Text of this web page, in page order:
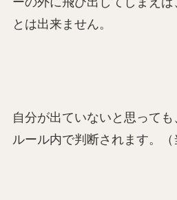
とは出来ません。
自分が出ていないと思って
ルール内で判断されます。（